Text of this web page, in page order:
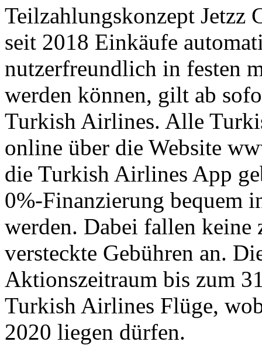
Teilzahlungskonzept Jetzz
seit 2018 Einkäufe
nutzerfreundlich in festen
werden können, gilt ab
Turkish Airlines. Alle
online über die Website
die Turkish Airlines App
0%-Finanzierung bequem
werden. Dabei fallen keine
versteckte Gebühren an.
Aktionszeitraum bis zum
Turkish Airlines Flüge,
2020 liegen dürfen.